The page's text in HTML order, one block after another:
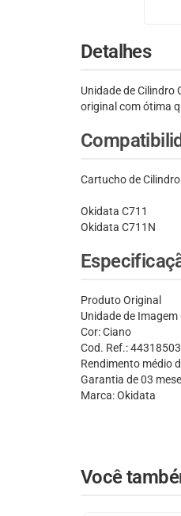
Detalhes
Unidade de Cilindro
original com ótima
Cartucho de
Okidata C711
Okidata C711N
Produto Original
Unidade de Imagem
Cor: Ciano
Cod. Ref.:
Rendimento médio
Garantia de 03
Marca: Okidata
Você